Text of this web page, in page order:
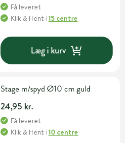
Få leveret
Klik & Hent i15 centre
Læg i kurv
Stage m/spyd Ø10 cm guld
24,95 kr.
Få leveret
Klik & Hent i10 centre